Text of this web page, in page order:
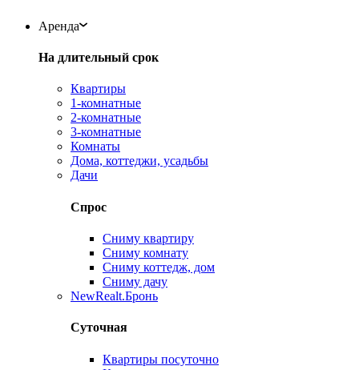
Аренда
На длительный срок
Квартиры
1-комнатные
2-комнатные
3-комнатные
Комнаты
Дома, коттеджи, усадьбы
Дачи
Спрос
Сниму квартиру
Сниму комнату
Сниму коттедж, дом
Сниму дачу
NewRealt.Бронь
Суточная
Квартиры посуточно